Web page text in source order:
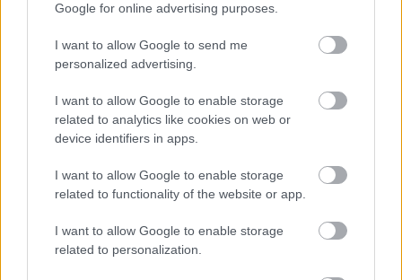
Google for online advertising purposes.
I want to allow Google to send me
personalized advertising.
I want to allow Google to enable storage
related to analytics like cookies on web or
device identifiers in apps.
I want to allow Google to enable storage
related to functionality of the website or app.
I want to allow Google to enable storage
related to personalization.
Ραντεβού μετά την πρώτη κάλπη;